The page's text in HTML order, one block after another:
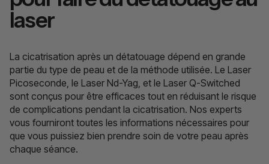
laser
La cicatrisation après un détatouage dépend en grande
partie du type de peau et de la méthode utilisée. Le Laser
Picoseconde, le Laser Nd-Yag, et le Laser Q-Switched
sont conçus pour être efficaces tout en réduisant le risque
de complications pendant la cicatrisation. Nos experts
vous fourniront toutes les informations nécessaires pour
que vous puissiez bien prendre soin de votre peau après
chaque séance.